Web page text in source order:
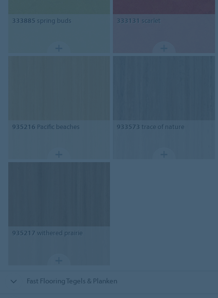
333885 spring buds 333131 scarlet
935216 Pacific beaches 933573 trace of nature
935217 withered prairie
Fast Flooring Tegels & Planken